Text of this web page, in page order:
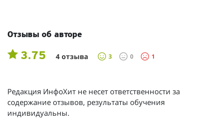
Отзывы об авторе
3.75 4 отзыва 3 0 1
Редакция ИнфоХит не несет ответственности за
содержание отзывов, результаты обучения
индивидуальны.